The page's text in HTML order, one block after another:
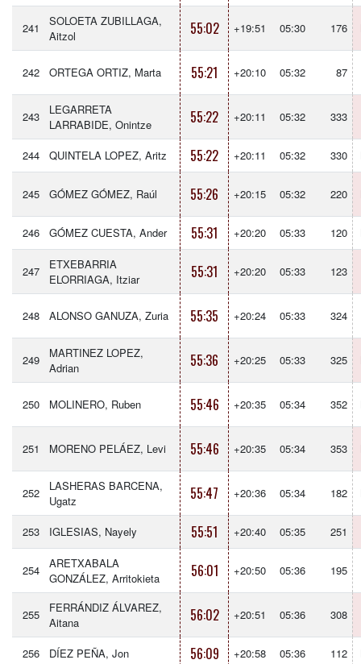
241
SOLOETA ZUBILLAGA,
Aitzol
55:02 +19:51 05:30 176
242 ORTEGA ORTIZ, Marta 55:21 +20:10 05:32 87
243
LEGARRETA
LARRABIDE, Onintze
55:22 +20:11 05:32 333
244 QUINTELA LOPEZ, Aritz 55:22 +20:11 05:32 330
245 GÓMEZ GÓMEZ, Raúl 55:26 +20:15 05:32 220
246 GÓMEZ CUESTA, Ander 55:31 +20:20 05:33 120
247
ETXEBARRIA
ELORRIAGA, Itziar
55:31 +20:20 05:33 123
248 ALONSO GANUZA, Zuria 55:35 +20:24 05:33 324
249
MARTINEZ LOPEZ,
Adrian
55:36 +20:25 05:33 325
250 MOLINERO, Ruben 55:46 +20:35 05:34 352
251 MORENO PELÁEZ, Levi 55:46 +20:35 05:34 353
252
LASHERAS BARCENA,
Ugatz
55:47 +20:36 05:34 182
253 IGLESIAS, Nayely 55:51 +20:40 05:35 251
254
ARETXABALA
GONZÁLEZ, Arritokieta
56:01 +20:50 05:36 195
255
FERRÁNDIZ ÁLVAREZ,
Aitana
56:02 +20:51 05:36 308
256 DÍEZ PEÑA, Jon 56:09 +20:58 05:36 112